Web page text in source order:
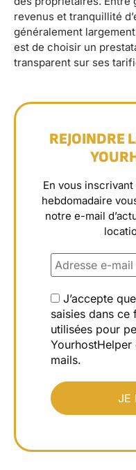
revenus et tranquillité
généralement
est de choisir un
transparent sur ses
REJOINDRE
En vous
hebdomadaire
notre e-mail
J’accepte
saisies dans ce
utilisées pour
YourhostHelper
mails.